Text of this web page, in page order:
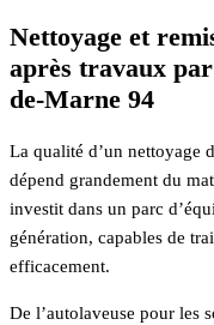
Nettoyage et
après travaux
de-Marne 94
La qualité d’un nettoyage
dépend grandement du
investit dans un parc
génération, capables de
efficacement.
De l’autolaveuse pour les